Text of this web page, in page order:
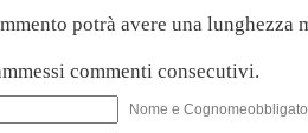
potrà avere una lunghezza
commenti consecutivi.
Nome e